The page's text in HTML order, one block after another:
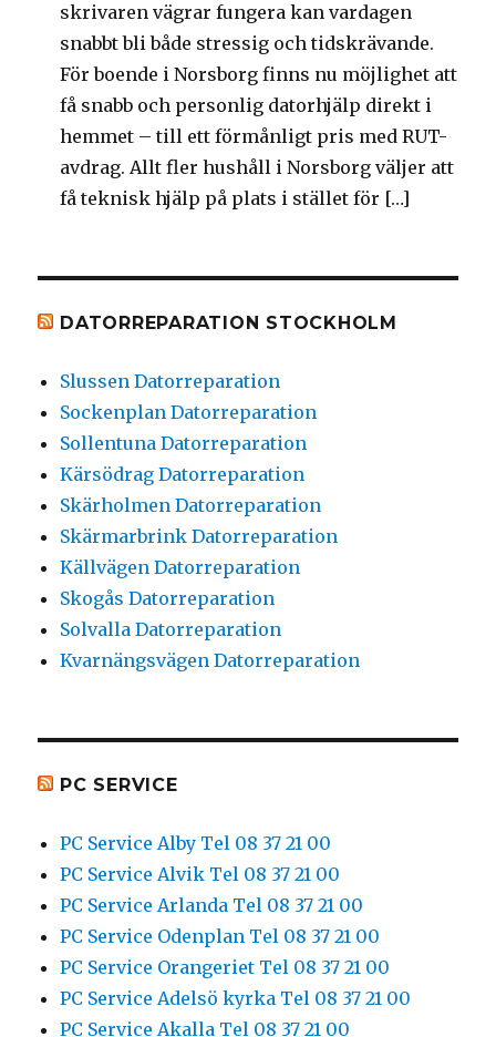
skrivaren vägrar fungera kan vardagen
snabbt bli både stressig och tidskrävande.
För boende i Norsborg finns nu möjlighet att
få snabb och personlig datorhjälp direkt i
hemmet – till ett förmånligt pris med RUT-
avdrag. Allt fler hushåll i Norsborg väljer att
få teknisk hjälp på plats i stället för […]
DATORREPARATION STOCKHOLM
Slussen Datorreparation
Sockenplan Datorreparation
Sollentuna Datorreparation
Kärsödrag Datorreparation
Skärholmen Datorreparation
Skärmarbrink Datorreparation
Källvägen Datorreparation
Skogås Datorreparation
Solvalla Datorreparation
Kvarnängsvägen Datorreparation
PC SERVICE
PC Service Alby Tel 08 37 21 00
PC Service Alvik Tel 08 37 21 00
PC Service Arlanda Tel 08 37 21 00
PC Service Odenplan Tel 08 37 21 00
PC Service Orangeriet Tel 08 37 21 00
PC Service Adelsö kyrka Tel 08 37 21 00
PC Service Akalla Tel 08 37 21 00